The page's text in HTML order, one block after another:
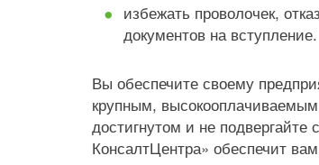
избежать проволочек,
документов на вступление.
Вы обеспечите своему
крупным,
достигнутом и не
КонсалтЦентра» обеспечит